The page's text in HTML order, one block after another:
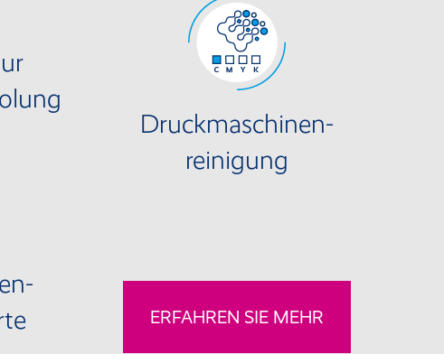
Druckmaschinen-
reinigung
ERFAHREN SIE MEHR